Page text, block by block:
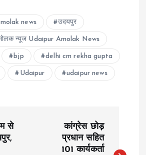
news उदयपुर
न्यूज Udaipur Amolak News
bjp delhi cm rekha gupta
Udaipur udaipur news
से
कांग्रेस छोड़
प्रधान सहित
101 कार्यकर्ता